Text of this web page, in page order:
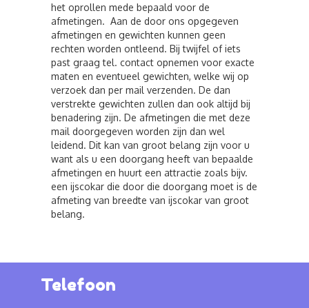
het oprollen mede bepaald voor de
afmetingen. Aan de door ons opgegeven
afmetingen en gewichten kunnen geen
rechten worden ontleend. Bij twijfel of iets
past graag tel. contact opnemen voor exacte
maten en eventueel gewichten, welke wij op
verzoek dan per mail verzenden. De dan
verstrekte gewichten zullen dan ook altijd bij
benadering zijn. De afmetingen die met deze
mail doorgegeven worden zijn dan wel
leidend. Dit kan van groot belang zijn voor u
want als u een doorgang heeft van bepaalde
afmetingen en huurt een attractie zoals bijv.
een ijscokar die door die doorgang moet is de
afmeting van breedte van ijscokar van groot
belang.
Telefoon